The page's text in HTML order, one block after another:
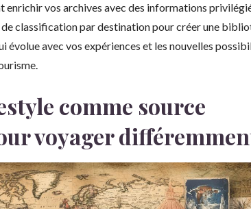
enrichir vos archives avec des informations
classification par destination pour créer une
avec vos expériences et les nouvelles
comme source
voyager